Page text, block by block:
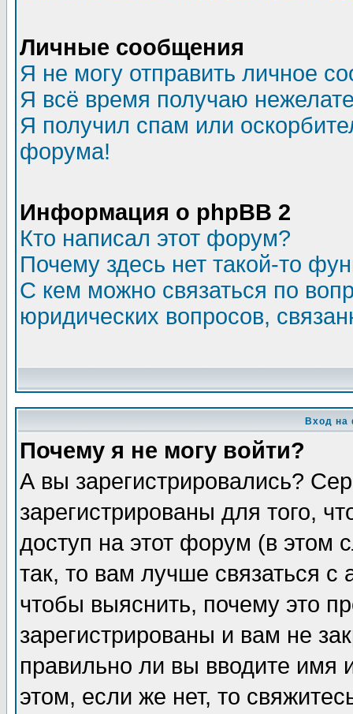
Личные сообщения
Я не могу отправить личное
Я всё время получаю
Я получил спам или
форума!
Информация о phpBB 2
Кто написал этот форум?
Почему здесь нет такой-то
С кем можно связаться по
юридических вопросов,
Вход на
Почему я не могу войти?
А вы зарегистрировались?
зарегистрированы для того,
доступ на этот форум (в этом
так, то вам лучше связаться
чтобы выяснить, почему это
зарегистрированы и вам не
правильно ли вы вводите
этом, если же нет, то